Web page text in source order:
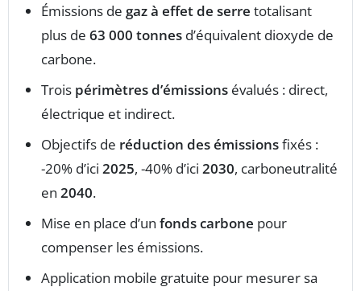
Émissions de gaz à effet de serre totalisant
plus de 63 000 tonnes d’équivalent dioxyde de
carbone.
Trois périmètres d’émissions évalués : direct,
électrique et indirect.
Objectifs de réduction des émissionsfixés :
-20% d’ici 2025, -40% d’ici 2030, carboneutralité
en 2040.
Mise en place d’un fonds carbone pour
compenser les émissions.
Application mobile gratuite pour mesurer sa